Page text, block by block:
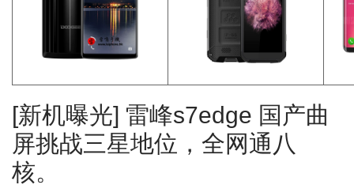
[新机曝光] 雷峰s7edge 国产曲
屏挑战三星地位，全网通八
核。